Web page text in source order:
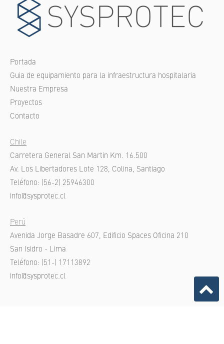
Portada
Guia de equipamiento para la infraestructura hospitalaria
Nuestra Empresa
Proyectos
Contacto
Chile
Carretera General San Martin Km. 16.500
Av. Los Libertadores Lote 128, Colina, Santiago
Teléfono: (56-2) 25946300
info@sysprotec.cl
Perú
Avenida Jorge Basadre 607, Edificio Spaces Oficina 210
San Isidro - Lima
Teléfono: (51-) 17113892
info@sysprotec.cl